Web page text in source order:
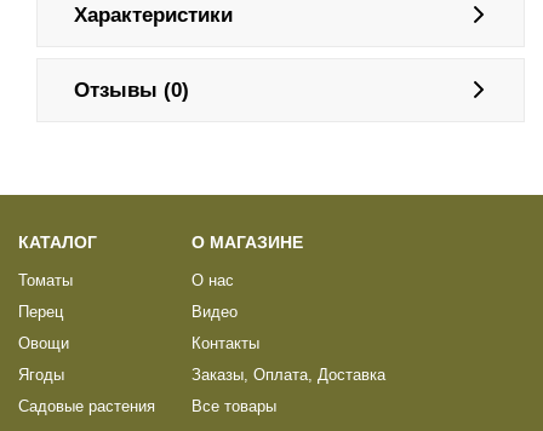
Характеристики
Отзывы (0)
КАТАЛОГ
Томаты
Перец
Овощи
Ягоды
Садовые растения
О МАГАЗИНЕ
О нас
Видео
Контакты
Заказы, Оплата, Доставка
Все товары